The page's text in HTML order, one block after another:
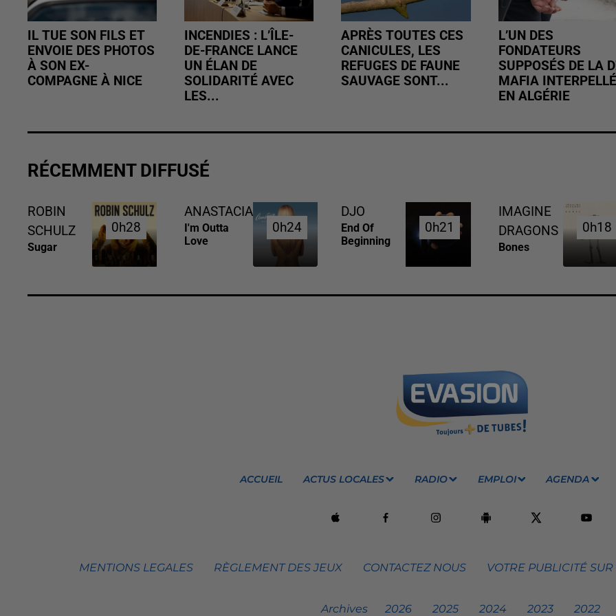
IL TUE SON FILS ET
ENVOIE DES PHOTOS
À SON EX-
COMPAGNE À NICE
INCENDIES : L’ÎLE-
DE-FRANCE LANCE
UN ÉLAN DE
SOLIDARITÉ AVEC
LES...
APRÈS TOUTES CES
CANICULES, LES
REFUGES DE FAUNE
SAUVAGE SONT...
L’UN DES
FONDATEURS
SUPPOSÉS DE LA
MAFIA INTERPELLÉ
EN ALGÉRIE
RÉCEMMENT DIFFUSÉ
ROBIN
SCHULZ
Sugar
0h28
0h28
ANASTACIA
I'm Outta
Love
0h24
0h24
DJO
End Of
Beginning
0h21
0h21
IMAGINE
DRAGONS
Bones
0h18
0h18
ACCUEIL ACTUS LOCALES RADIO EMPLOI AGENDA
MENTIONS LEGALES RÈGLEMENT DES JEUX CONTACTEZ NOUS VOTRE PUBLICITÉ
Archives 2026 2025 2024 2023 2022